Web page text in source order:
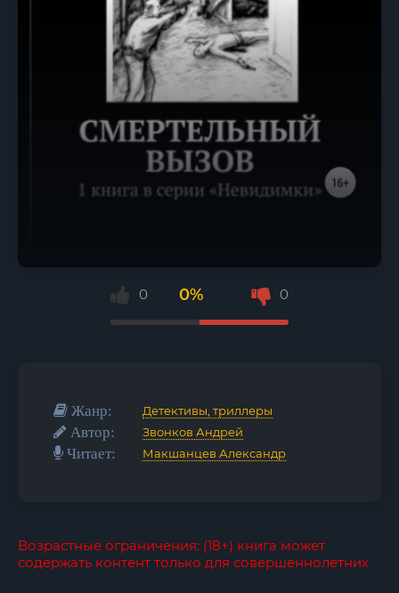
0 0% 0
Жанр: Детективы, триллеры
Автор: Звонков Андрей
Читает: Макшанцев Александр
Возрастные ограничения: (18+) книга может
содержать контент только для совершеннолетних